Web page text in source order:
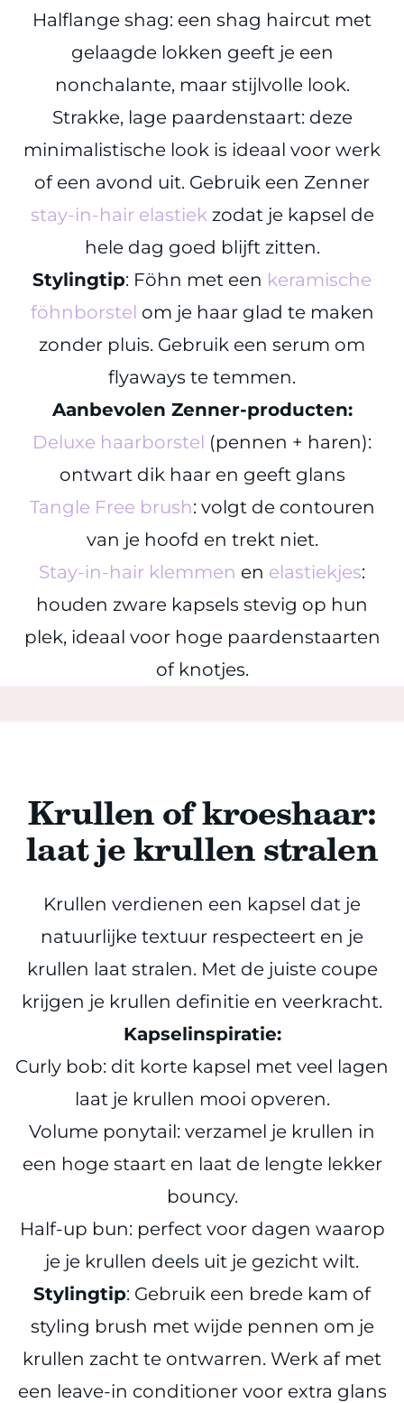
Halflange shag: een shag haircut met
gelaagde lokken geeft je een
nonchalante, maar stijlvolle look.
Strakke, lage paardenstaart: deze
minimalistische look is ideaal voor werk
of een avond uit. Gebruik een Zenner
stay-in-hair elastiekzodat je kapsel de
hele dag goed blijft zitten.
Stylingtip: Föhn met een keramische
föhnborstel om je haar glad te maken
zonder pluis. Gebruik een serum om
flyaways te temmen.
Aanbevolen Zenner-producten:
Deluxe haarborstel (pennen + haren):
ontwart dik haar en geeft glans
Tangle Free brush: volgt de contouren
van je hoofd en trekt niet.
Stay-in-hair klemmen en elastiekjes:
houden zware kapsels stevig op hun
plek, ideaal voor hoge paardenstaarten
of knotjes.
Krullen of kroeshaar:
laat je krullen stralen
Krullen verdienen een kapsel dat je
natuurlijke textuur respecteert en je
krullen laat stralen. Met de juiste coupe
krijgen je krullen definitie en veerkracht.
Kapselinspiratie:
Curly bob: dit korte kapsel met veel lagen
laat je krullen mooi opveren.
Volume ponytail: verzamel je krullen in
een hoge staart en laat de lengte lekker
bouncy.
Half-up bun: perfect voor dagen waarop
je je krullen deels uit je gezicht wilt.
Stylingtip: Gebruik een brede kam of
styling brush met wijde pennen om je
krullen zacht te ontwarren. Werk af met
een leave-in conditioner voor extra glans